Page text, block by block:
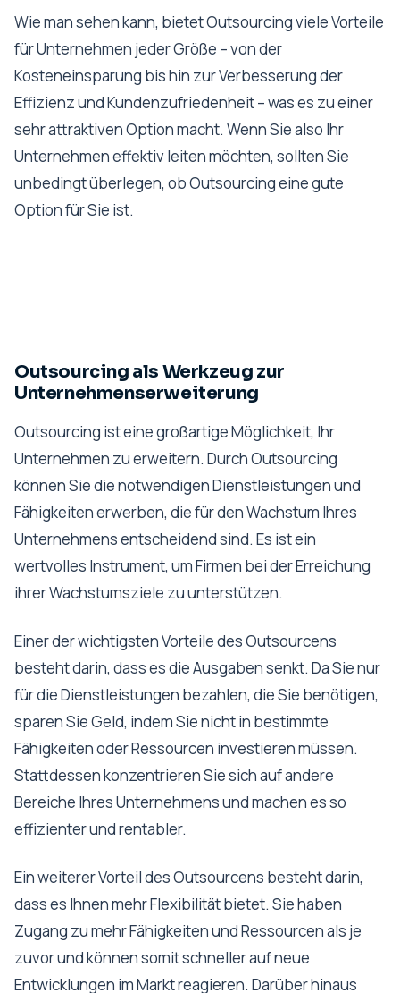
Wie man sehen kann, bietet Outsourcing viele Vorteile
für Unternehmen jeder Größe – von der
Kosteneinsparung bis hin zur Verbesserung der
Effizienz und Kundenzufriedenheit – was es zu einer
sehr attraktiven Option macht. Wenn Sie also Ihr
Unternehmen effektiv leiten möchten, sollten Sie
unbedingt überlegen, ob Outsourcing eine gute
Option für Sie ist.
Outsourcing als Werkzeug zur
Unternehmenserweiterung
Outsourcing ist eine großartige Möglichkeit, Ihr
Unternehmen zu erweitern. Durch Outsourcing
können Sie die notwendigen Dienstleistungen und
Fähigkeiten erwerben, die für den Wachstum Ihres
Unternehmens entscheidend sind. Es ist ein
wertvolles Instrument, um Firmen bei der Erreichung
ihrer Wachstumsziele zu unterstützen.
Einer der wichtigsten Vorteile des Outsourcens
besteht darin, dass es die Ausgaben senkt. Da Sie nur
für die Dienstleistungen bezahlen, die Sie benötigen,
sparen Sie Geld, indem Sie nicht in bestimmte
Fähigkeiten oder Ressourcen investieren müssen.
Stattdessen konzentrieren Sie sich auf andere
Bereiche Ihres Unternehmens und machen es so
effizienter und rentabler.
Ein weiterer Vorteil des Outsourcens besteht darin,
dass es Ihnen mehr Flexibilität bietet. Sie haben
Zugang zu mehr Fähigkeiten und Ressourcen als je
zuvor und können somit schneller auf neue
Entwicklungen im Markt reagieren. Darüber hinaus